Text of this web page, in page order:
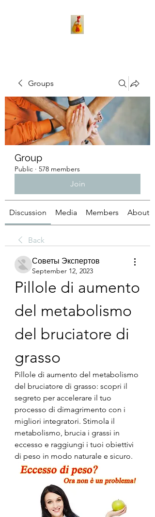
Groups
Group
Public · 578 members
Join
Discussion Media Members About
Back
Советы Экспертов
September 12, 2023
Pillole di aumento
del metabolismo
del bruciatore di
grasso
Pillole di aumento del metabolismo
del bruciatore di grasso: scopri il
segreto per accelerare il tuo
processo di dimagrimento con i
migliori integratori. Stimola il
metabolismo, brucia i grassi in
eccesso e raggiungi i tuoi obiettivi
di peso in modo naturale e sicuro.